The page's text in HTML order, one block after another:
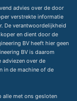
advies over de door
verstrekte informatie
De verantwoordelijkheid
en dient door de
BV heeft hier geen
BV is daarom
over de
in de machine of de
alle met ons gesloten